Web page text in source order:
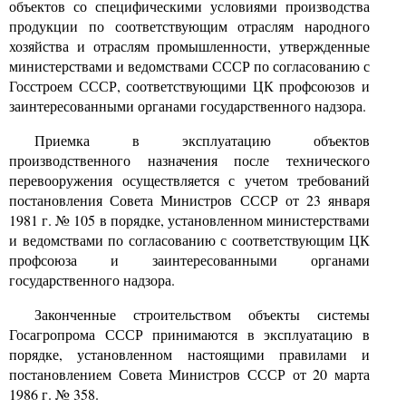
объектов со специфическими условиями производства
продукции по соответствующим отраслям народного
хозяйства и отраслям промышленности, утвержденные
министерствами и ведомствами СССР по согласованию с
Госстроем СССР, соответствующими ЦК профсоюзов и
заинтересованными органами государственного надзора.
Приемка в эксплуатацию объектов
производственного назначения после технического
перевооружения осуществляется с учетом требований
постановления Совета Министров СССР от23 января
1981 г. № 105 в порядке, установленном министерствами
и ведомствами по согласованию с соответствующим ЦК
профсоюза и заинтересованными органами
государственного надзора.
Законченные строительством объекты системы
Госагропрома СССР принимаются в эксплуатацию в
порядке, установленном настоящими правилами и
постановлением Совета Министров СССР от20 марта
1986г. № 358.